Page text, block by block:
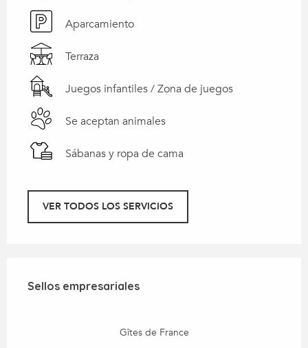
Aparcamiento
Terraza
Juegos infantiles / Zona de juegos
Se aceptan animales
Sábanas y ropa de cama
VER TODOS LOS SERVICIOS
Sellos empresariales
Sellos empresariales
Gîtes de France